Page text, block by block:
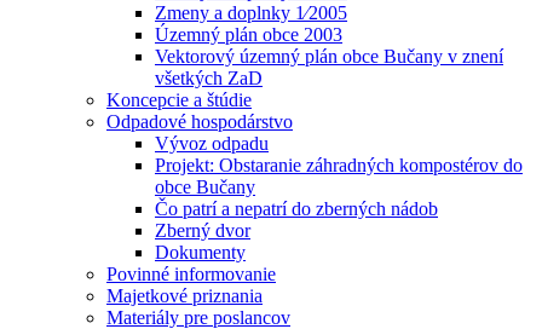
Zmeny a doplnky 1⁄2005
Územný plán obce 2003
Vektorový územný plán obce Bučany v znení
všetkých ZaD
Koncepcie a štúdie
Odpadové hospodárstvo
Vývoz odpadu
Projekt: Obstaranie záhradných kompostérov do
obce Bučany
Čo patrí a nepatrí do zberných nádob
Zberný dvor
Dokumenty
Povinné informovanie
Majetkové priznania
Materiály pre poslancov